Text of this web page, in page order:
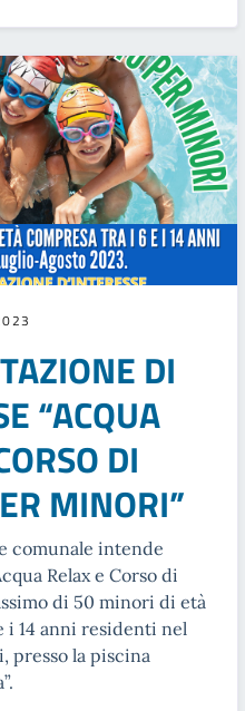
DI
“ACQUA
DI
MINORI”
comunale intende
Relax e Corso di
di 50 minori di età
i 14 anni residenti nel
presso la piscina